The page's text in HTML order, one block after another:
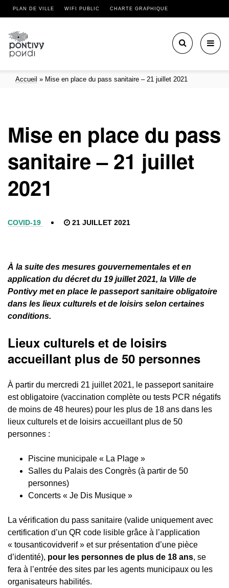
PLAN DE VILLE WIFI PUBLIC CHARTE GRAPHIQUE
Accueil » Mise en place du pass sanitaire – 21 juillet 2021
Mise en place du pass
sanitaire – 21 juillet
2021
COVID-19 21 JUILLET 2021
À la suite des mesures gouvernementales et en
application du décret du 19 juillet 2021, la Ville de
Pontivy met en place le passeport sanitaire obligatoire
dans les lieux culturels et de loisirs selon certaines
conditions.
Lieux culturels et de loisirs
accueillant plus de 50 personnes
À partir du mercredi 21 juillet 2021, le passeport sanitaire
est obligatoire (vaccination complète ou tests PCR négatifs
de moins de 48 heures) pour les plus de 18 ans dans les
lieux culturels et de loisirs accueillant plus de 50
personnes :
Piscine municipale « La Plage »
Salles du Palais des Congrès (à partir de 50
personnes)
Concerts « Je Dis Musique »
La vérification du pass sanitaire (valide uniquement avec
certification d’un QR code lisible grâce à l’application
« tousanticovidverif » et sur présentation d’une pièce
d’identité), pour les personnes de plus de 18 ans, se
fera à l’entrée des sites par les agents municipaux ou les
organisateurs habilités.